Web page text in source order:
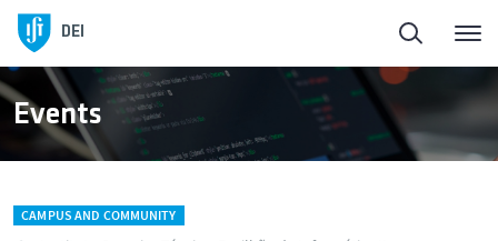
DEI
Events
CAMPUS AND COMMUNITY